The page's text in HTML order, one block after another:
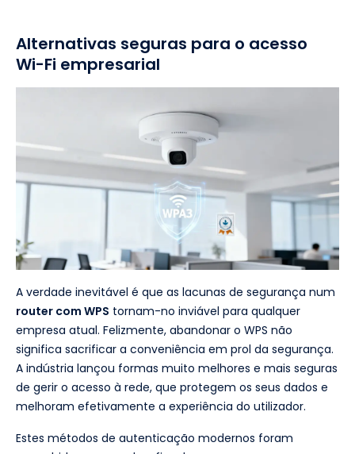
Alternativas seguras para o acesso
Wi-Fi empresarial
A verdade inevitável é que as lacunas de segurança num
router com WPS tornam-no inviável para qualquer
empresa atual. Felizmente, abandonar o WPS não
significa sacrificar a conveniência em prol da segurança.
A indústria lançou formas muito melhores e mais seguras
de gerir o acesso à rede, que protegem os seus dados e
melhoram efetivamente a experiência do utilizador.
Estes métodos de autenticação modernos foram